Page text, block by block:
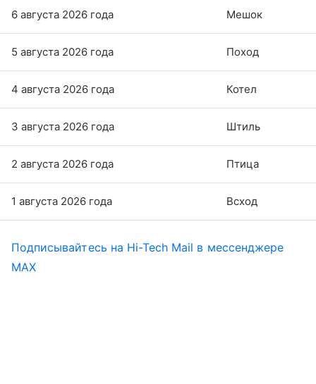
6 августа 2026 года Мешок
5 августа 2026 года Поход
4 августа 2026 года Котел
3 августа 2026 года Штиль
2 августа 2026 года Птица
1 августа 2026 года Всход
Подписывайтесь на Hi-Tech Mail в мессенджере
MAX